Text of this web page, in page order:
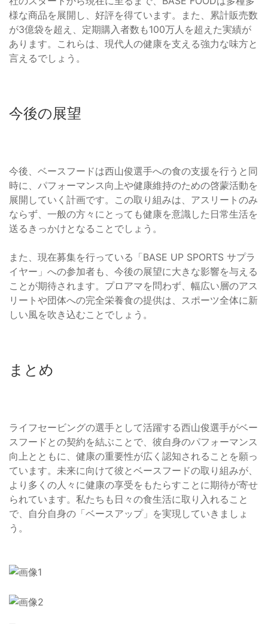
様な商品を展開し、好評を得ています。また、累計販売数
が3億袋を超え、定期購入者数も100万人を超えた実績が
あります。これらは、現代人の健康を支える強力な味方と
言えるでしょう。
今後の展望
今後、ベースフードは西山俊選手への食の支援を行うと同
時に、パフォーマンス向上や健康維持のための啓蒙活動を
展開していく計画です。この取り組みは、アスリートのみ
ならず、一般の方々にとっても健康を意識した日常生活を
送るきっかけとなることでしょう。
また、現在募集を行っている「BASE UP SPORTS サプラ
イヤー」への参加者も、今後の展望に大きな影響を与える
ことが期待されます。プロアマを問わず、幅広い層のアス
リートや団体への完全栄養食の提供は、スポーツ全体に新
しい風を吹き込むことでしょう。
まとめ
ライフセービングの選手として活躍する西山俊選手がベー
スフードとの契約を結ぶことで、彼自身のパフォーマンス
向上とともに、健康の重要性が広く認知されることを願っ
ています。未来に向けて彼とベースフードの取り組みが、
より多くの人々に健康の享受をもたらすことに期待が寄せ
られています。私たちも日々の食生活に取り入れること
で、自分自身の「ベースアップ」を実現していきましょ
う。